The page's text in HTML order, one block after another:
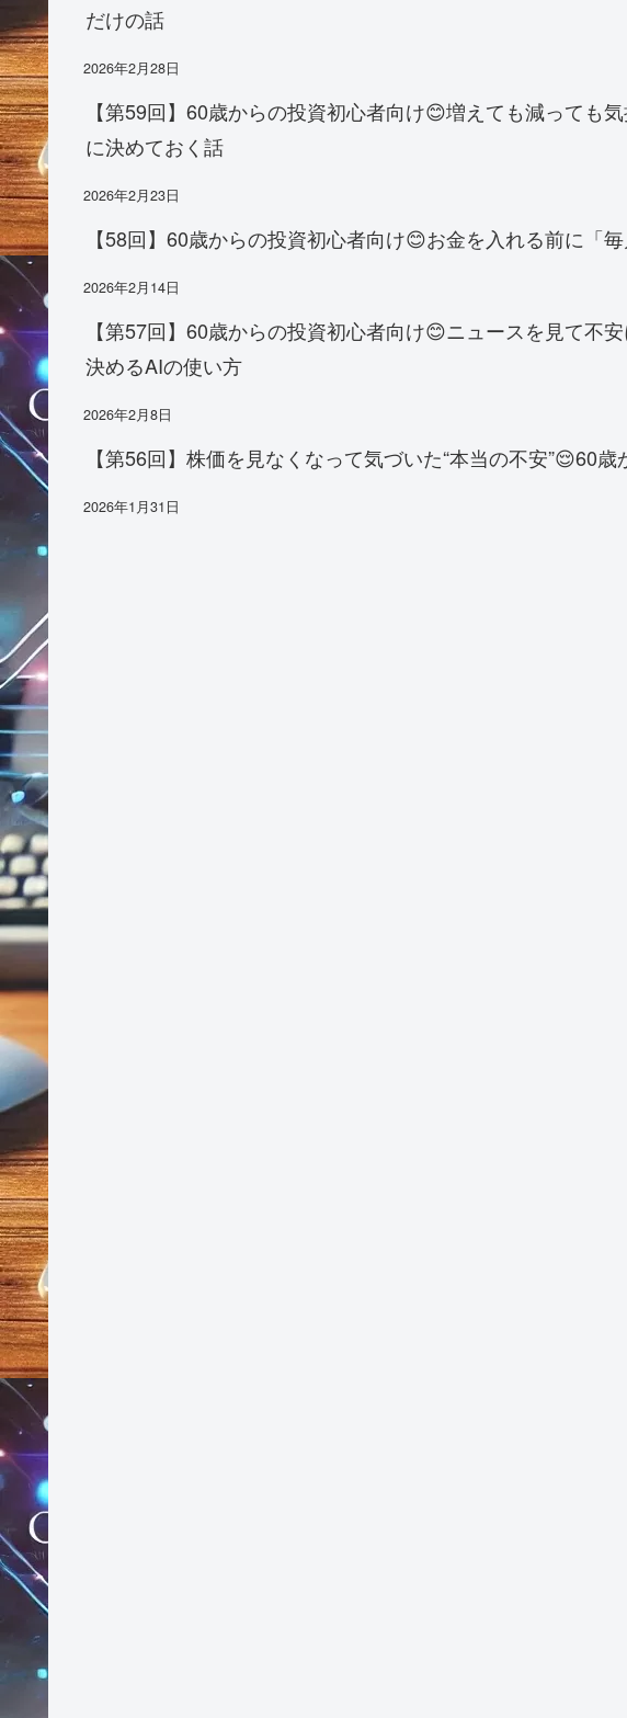
だけの話
2026年2月28日
【第59回】60歳からの投資初心者向け😊増えても減っても
に決めておく話
2026年2月23日
【58回】60歳からの投資初心者向け😊お金を入れる前に「
2026年2月14日
【第57回】60歳からの投資初心者向け😊ニュースを見て不
決めるAIの使い方
2026年2月8日
【第56回】株価を見なくなって気づいた“本当の不安”😌60
2026年1月31日